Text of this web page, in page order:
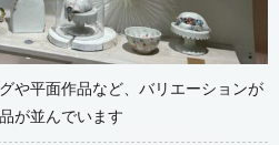
や平面作品など、バリエーションが
が並んでいます